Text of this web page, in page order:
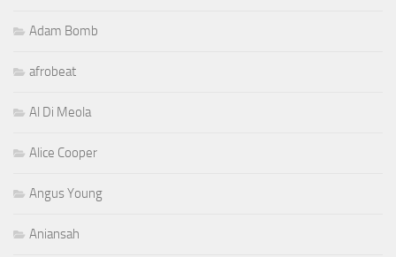
Adam Bomb
afrobeat
Al Di Meola
Alice Cooper
Angus Young
Aniansah